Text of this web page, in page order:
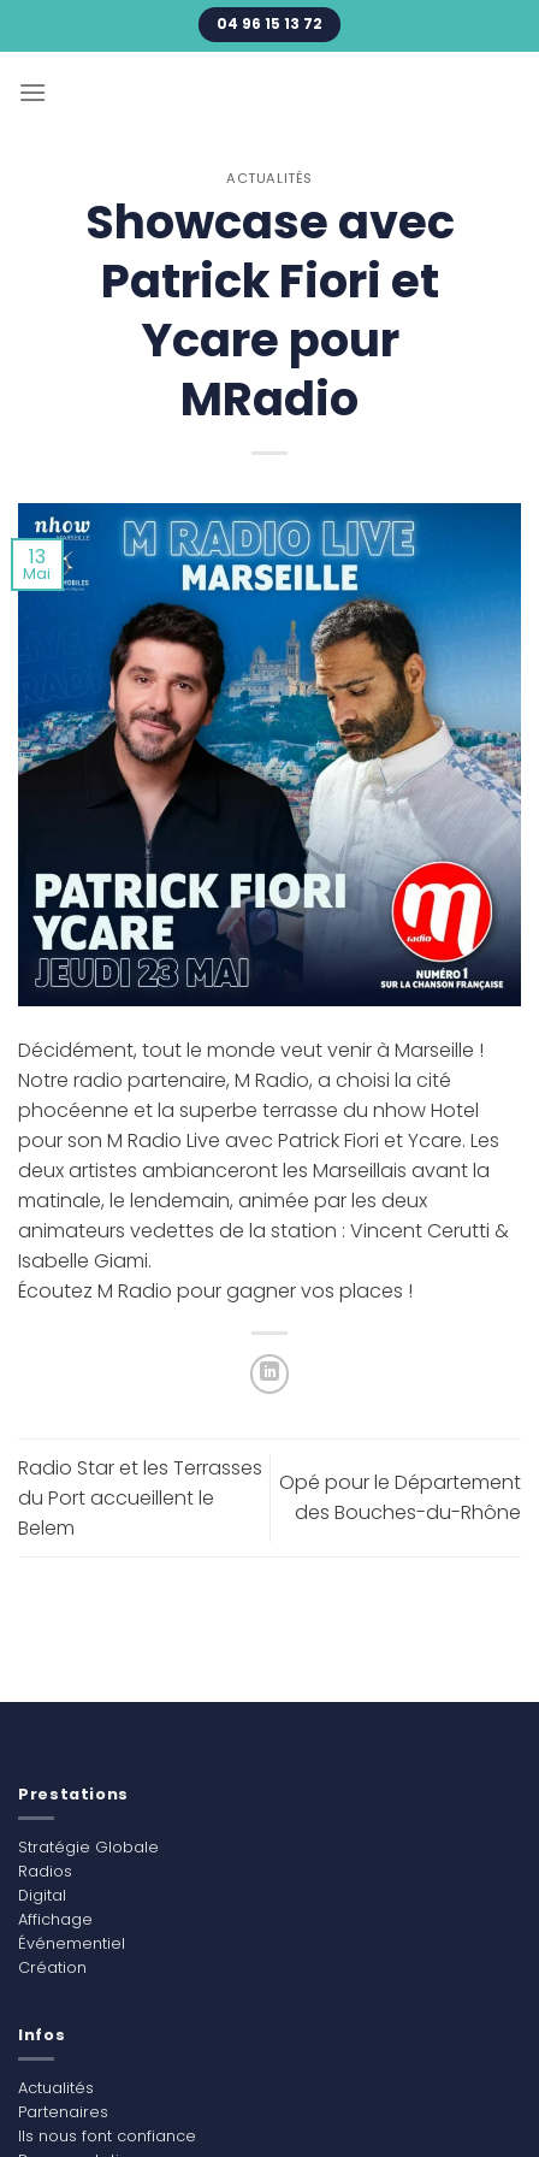
au
04 96 15 13 72
ACTUALITÉS
Showcase avec
Patrick Fiori et
Ycare pour
MRadio
13
Mai
Décidément, tout le monde veut venir à Marseille !
Notre radio partenaire, M Radio, a choisi la cité
phocéenne et la superbe terrasse du nhow Hotel
pour son M Radio Live avec Patrick Fiori et Ycare. Les
deux artistes ambianceront les Marseillais avant la
matinale, le lendemain, animée par les deux
animateurs vedettes de la station : Vincent Cerutti &
Isabelle Giami.
Écoutez M Radio pour gagner vos places !
Radio Star et les Terrasses
du Port accueillent le
Belem
Opé pour le Département
des Bouches-du-Rhône
Prestations
Stratégie Globale
Radios
Digital
Affichage
Événementiel
Création
Infos
Actualités
Partenaires
Ils nous font confiance